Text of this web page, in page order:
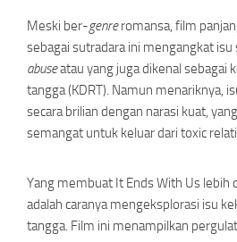
Meski ber-genreromansa, film
sebagai sutradara ini mengangkat
abuseatau yang juga dikenal sebagai
tangga (KDRT). Namun menariknya,
secara brilian dengan narasi kuat,
semangat untuk keluar dari toxic
Yang membuat It Ends With Us lebih
adalah caranya mengeksplorasi isu
tangga. Film ini menampilkan